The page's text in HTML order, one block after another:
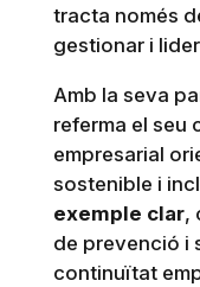
tracta només
gestionar i
Amb la seva
referma el seu
empresarial
sostenible i
exemple clar,
de prevenció i
continuïtat